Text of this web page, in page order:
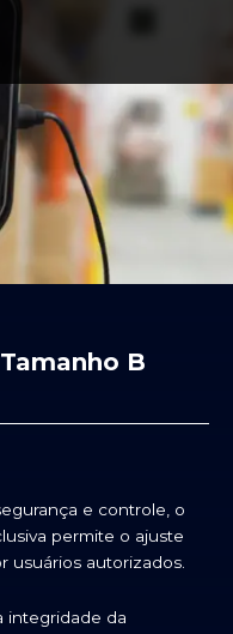
B
e controle, o
permite o ajuste
usuários autorizados.
integridade da